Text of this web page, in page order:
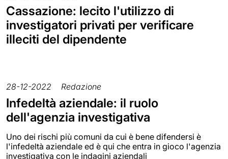
Cassazione: lecito l'utilizzo di
investigatori privati per verificare
illeciti del dipendente
28-12-2022 Redazione
Infedeltà aziendale: il ruolo
dell'agenzia investigativa
Uno dei rischi più comuni da cui è bene difendersi è
l'infedeltà aziendale ed è qui che entra in gioco l'agenzia
investigativa con le indagini aziendali